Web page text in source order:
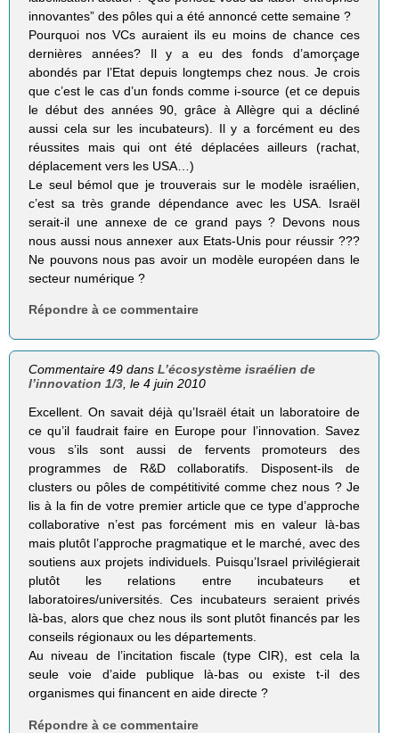
innovantes” des pôles qui a été annoncé cette semaine ?
Pourquoi nos VCs auraient ils eu moins de chance ces
dernières années? Il y a eu des fonds d’amorçage
abondés par l’Etat depuis longtemps chez nous. Je crois
que c’est le cas d’un fonds comme i-source (et ce depuis
le début des années 90, grâce à Allègre qui a décliné
aussi cela sur les incubateurs). Il y a forcément eu des
réussites mais qui ont été déplacées ailleurs (rachat,
déplacement vers les USA…)
Le seul bémol que je trouverais sur le modèle israélien,
c’est sa très grande dépendance avec les USA. Israël
serait-il une annexe de ce grand pays ? Devons nous
nous aussi nous annexer aux Etats-Unis pour réussir ???
Ne pouvons nous pas avoir un modèle européen dans le
secteur numérique ?
Répondre à ce commentaire
Commentaire 49 dansL’écosystème israélien de
l’innovation 1/3, le 4 juin 2010
Excellent. On savait déjà qu’Israël était un laboratoire de
ce qu’il faudrait faire en Europe pour l’innovation. Savez
vous s’ils sont aussi de fervents promoteurs des
programmes de R&D collaboratifs. Disposent-ils de
clusters ou pôles de compétitivité comme chez nous ? Je
lis à la fin de votre premier article que ce type d’approche
collaborative n’est pas forcément mis en valeur là-bas
mais plutôt l’approche pragmatique et le marché, avec des
soutiens aux projets individuels. Puisqu’Israel privilégierait
plutôt les relations entre incubateurs et
laboratoires/universités. Ces incubateurs seraient privés
là-bas, alors que chez nous ils sont plutôt financés par les
conseils régionaux ou les départements.
Au niveau de l’incitation fiscale (type CIR), est cela la
seule voie d’aide publique là-bas ou existe t-il des
organismes qui financent en aide directe ?
Répondre à ce commentaire